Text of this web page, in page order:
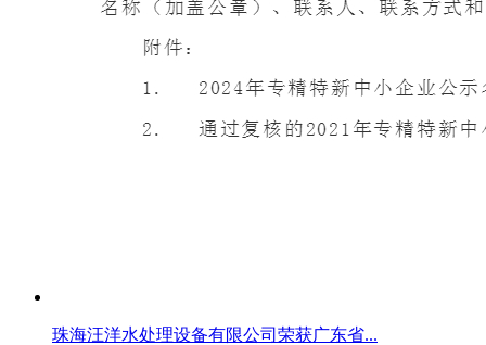
珠海汪洋水处理设备有限公司荣获广东省...